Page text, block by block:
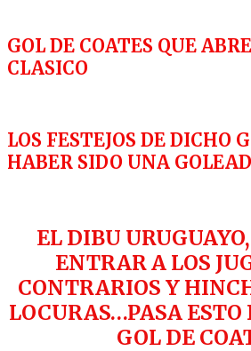
GOL DE COATES QUE
CLASICO
LOS FESTEJOS DE DICHO
HABER SIDO UNA
EL DIBU
ENTRAR A LOS
CONTRARIOS Y
LOCURAS…PASA ESTO
GOL DE